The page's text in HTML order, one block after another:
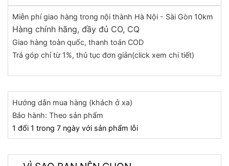
Miễn phí giao hàng trong nội thành Hà Nội - Sài Gòn 10km
Hàng chính hãng, đầy đủ CO, CQ
Giao hàng toàn quốc, thanh toán COD
Trả góp chỉ từ 1%, thủ tục đơn giản(click xem chi tiết)
Hướng dẫn mua hàng (khách ở xa)
Bảo hành: Theo sản phẩm
1 đổi 1 trong 7 ngày với sản phẩm lỗi